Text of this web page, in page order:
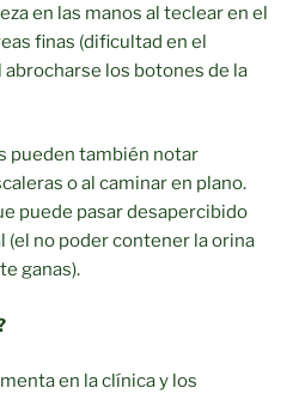
en las manos al teclear en el
finas (dificultad en el
los botones de la
pueden también notar
o al caminar en plano.
puede pasar desapercibido
(el no poder contener la orina
ganas).
en la clínica y los